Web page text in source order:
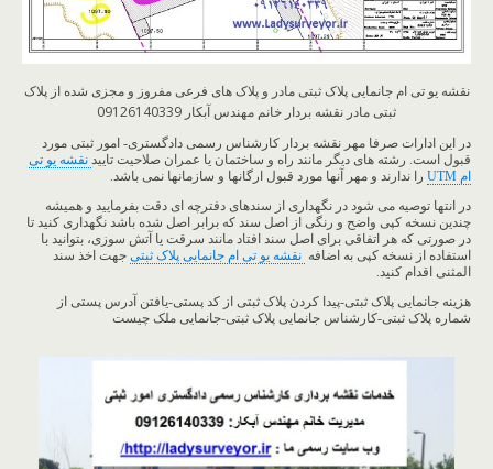
نقشه یو تی ام جانمایی پلاک ثبتی مادر و پلاک های فرعی مفروز و مجزی شده از پلاک
ثبتی مادر نقشه بردار خانم مهندس آبکار 09126140339
در این ادارات صرفا مهر نقشه بردار کارشناس رسمی دادگستری- امور ثبتی مورد
قبول است. رشته های دیگر مانند راه و ساختمان یا عمران صلاحیت تایید نقشه یو تی
ام UTM
را ندارند و مهر آنها مورد قبول ارگانها و سازمانها نمی باشد.
در انتها توصیه می شود در نگهداری از سندهای دفترچه ای دقت بفرمایید و همیشه
چندین نسخه کپی واضح و رنگی از اصل سند که برابر اصل شده باشد نگهداری کنید تا
در صورتی که هر اتفاقی برای اصل سند افتاد مانند سرقت یا آتش سوزی، بتوانید با
استفاده از نسخه کپی به اضافه نقشه یو تی ام جانمایی پلاک ثبتی جهت اخذ سند
المثنی اقدام کنید.
هزینه جانمایی پلاک ثبتی-پیدا کردن پلاک ثبتی از کد پستی-یافتن آدرس پستی از
شماره پلاک ثبتی-کارشناس جانمایی پلاک ثبتی-جانمایی ملک چیست